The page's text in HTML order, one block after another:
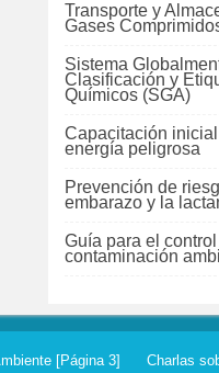
Transporte y
Gases
Sistema
Clasificación y
Químicos (SGA)
Capacitación
energía peligrosa
Prevención de
embarazo y la
Guía para el
contaminación
[Página 3] Charlas